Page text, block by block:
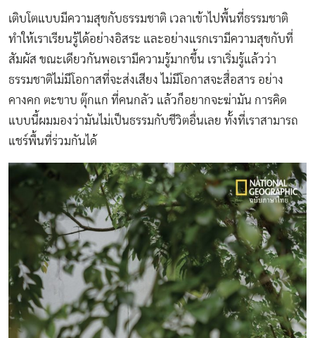
เติบโตแบบมีความสุขกับธรรมชาติ เวลาเข้าไปพื้นที่ธรรมชาติ
ทำให้เราเรียนรู้ได้อย่างอิสระ และอย่างแรกเรามีความสุขกับที่
สัมผัส ขณะเดียวกันพอเรามีความรู้มากขึ้น เราเริ่มรู้แล้วว่า
ธรรมชาติไม่มีโอกาสที่จะส่งเสียง ไม่มีโอกาสจะสื่อสาร อย่าง
คางคก ตะขาบ ตุ๊กแก ที่คนกลัว แล้วก็อยากจะฆ่ามัน การคิด
แบบนี้ผมมองว่ามันไม่เป็นธรรมกับชีวิตอื่นเลย ทั้งที่เราสามารถ
แชร์พื้นที่ร่วมกันได้